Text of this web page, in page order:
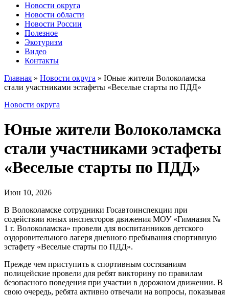
Новости округа
Новости области
Новости России
Полезное
Экотуризм
Видео
Контакты
Главная » Новости округа » Юные жители Волоколамска
стали участниками эстафеты «Веселые старты по ПДД»
Новости округа
Юные жители Волоколамска
стали участниками эстафеты
«Веселые старты по ПДД»
Июн 10, 2026
В Волоколамске сотрудники Госавтоинспекции при
содействии юных инспекторов движения МОУ «Гимназия №
1 г. Волоколамска» провели для воспитанников детского
оздоровительного лагеря дневного пребывания спортивную
эстафету «Веселые старты по ПДД».
Прежде чем приступить к спортивным состязаниям
полицейские провели для ребят викторину по правилам
безопасного поведения при участии в дорожном движении. В
свою очередь, ребята активно отвечали на вопросы, показывая